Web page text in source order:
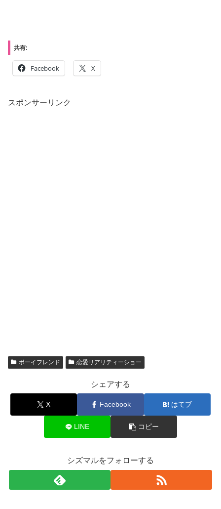
共有:
Facebook X
スポンサーリンク
ボーイフレンド 恋愛リアリティーショー
シェアする
X Facebook はてブ
LINE コピー
シズマルをフォローする